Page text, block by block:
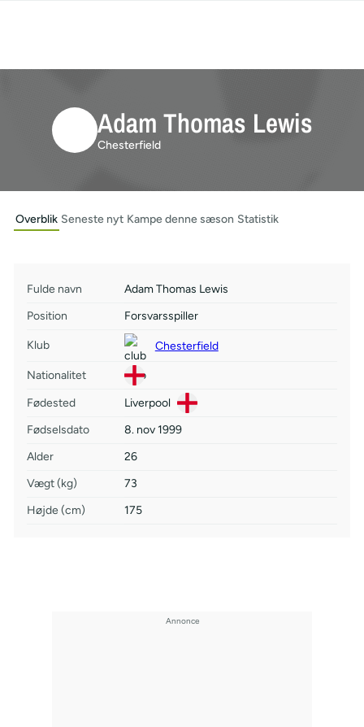
Adam Thomas Lewis
Chesterfield
Overblik Seneste nyt Kampe denne sæson Statistik
Fulde navn
Adam Thomas Lewis
Position
Forsvarsspiller
Klub Chesterfield
Nationalitet
Fødested
Liverpool
Fødselsdato
8. nov 1999
Alder
26
Vægt (kg)
73
Højde (cm)
175